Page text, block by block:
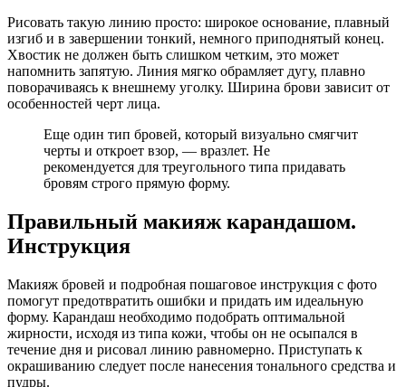
Рисовать такую линию просто: широкое основание, плавный
изгиб и в завершении тонкий, немного приподнятый конец.
Хвостик не должен быть слишком четким, это может
напомнить запятую. Линия мягко обрамляет дугу, плавно
поворачиваясь к внешнему уголку. Ширина брови зависит от
особенностей черт лица.
Еще один тип бровей, который визуально смягчит
черты и откроет взор, — вразлет. Не
рекомендуется для треугольного типа придавать
бровям строго прямую форму.
Правильный макияж карандашом.
Инструкция
Макияж бровей и подробная пошаговое инструкция с фото
помогут предотвратить ошибки и придать им идеальную
форму. Карандаш необходимо подобрать оптимальной
жирности, исходя из типа кожи, чтобы он не осыпался в
течение дня и рисовал линию равномерно. Приступать к
окрашиванию следует после нанесения тонального средства и
пудры.